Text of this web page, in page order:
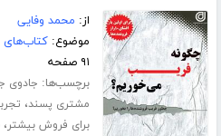
از: محمد وفایی
موضوع:کتاب‌های
۹۱ صفحه
برچسب‌ها: جادوی
مشتری پسند،
برای فروش بیشتر،